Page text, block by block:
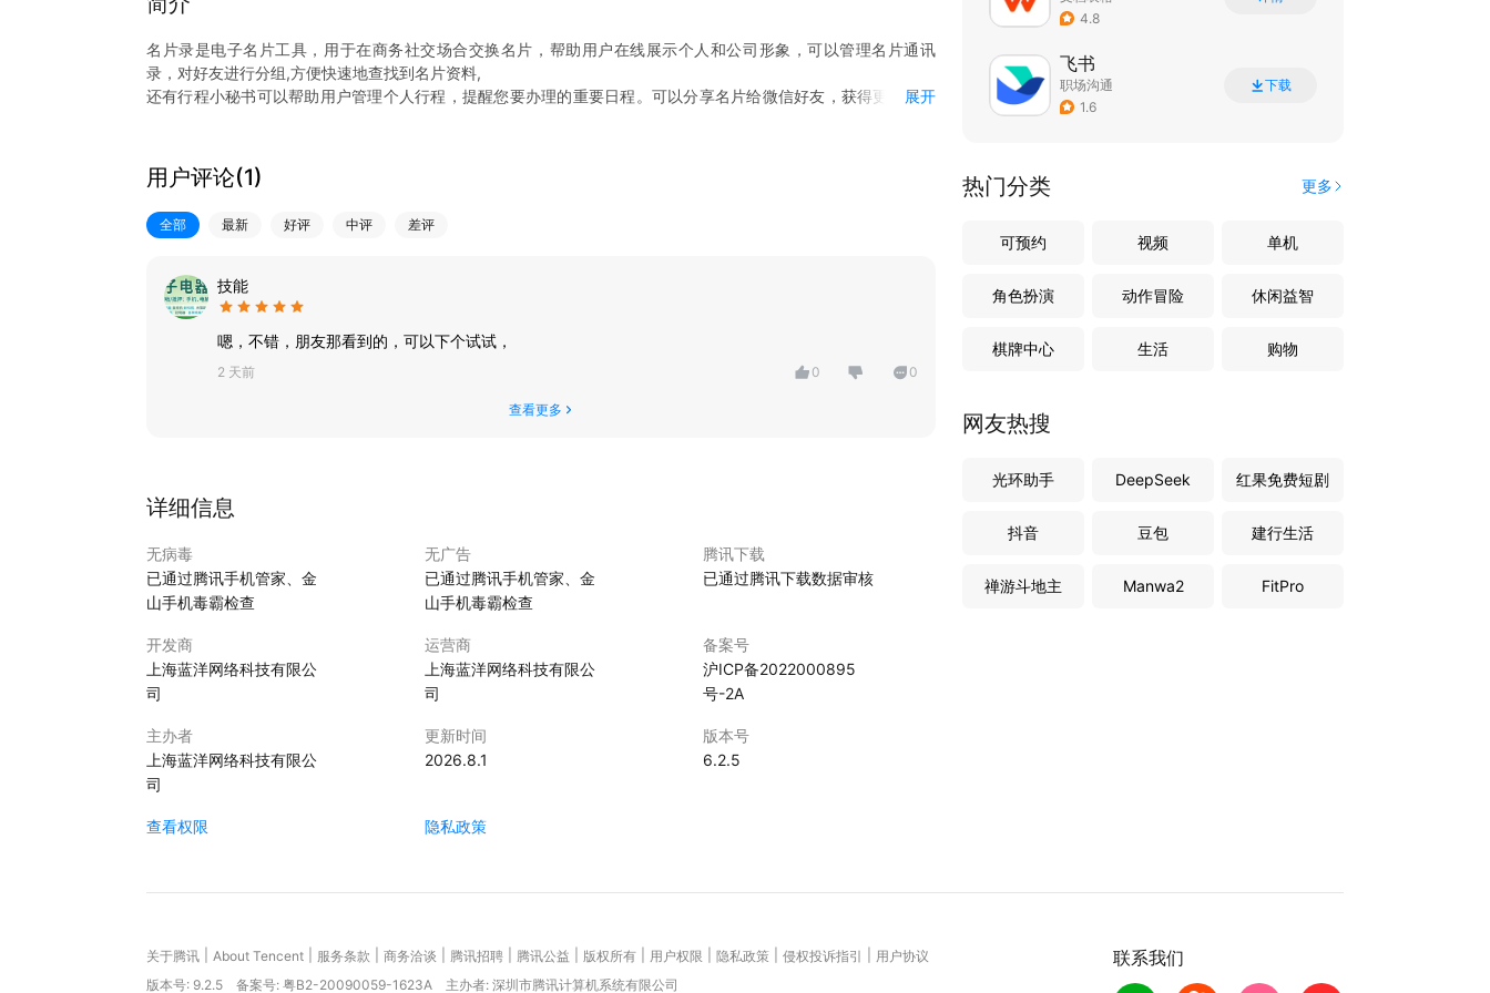
名片录是电子名片工具，用于在商务社交场合交换名片，帮助用户在线展示个人和公司形象，可以管理名片通讯
录，对好友进行分组,方便快速地查找到名片资料,
还有行程小秘书可以帮助用户管理个人行程，提醒您要办理的重要日程。可以分享名片给微信好友，获得更多的潜
有了它，您就再也不用担心找不到客户名片资料，为您节省了宝贵的时间，是您在商务.上不可多得的好帮手。
展开
用户评论(1)
全部 最新 好评 中评 差评
技能
嗯，不错，朋友那看到的，可以下个试试，
2 天前 0 0
查看更多
详细信息
无病毒
已通过腾讯手机管家、金
山手机毒霸检查
无广告
已通过腾讯手机管家、金
山手机毒霸检查
腾讯下载
已通过腾讯下载数据审核
开发商
上海蓝洋网络科技有限公
司
运营商
上海蓝洋网络科技有限公
司
备案号
沪ICP备2022000895
号-2A
主办者
上海蓝洋网络科技有限公
司
更新时间
2026.8.1
版本号
6.2.5
查看权限 隐私政策
4.8
飞书
职场沟通
1.6
下载
热门分类 更多
可预约 视频 单机
角色扮演 动作冒险 休闲益智
棋牌中心 生活 购物
网友热搜
光环助手 DeepSeek 红果免费短剧
抖音 豆包 建行生活
禅游斗地主 Manwa2 FitPro
联系我们
关于腾讯 About Tencent 服务条款 商务洽谈 腾讯招聘 腾讯公益 版权所有 用户权限 隐私政策 侵权投诉指引
用户协议
版本号: 9.2.5 备案号: 粤B2-20090059-1623A 主办者: 深圳市腾讯计算机系统有限公司